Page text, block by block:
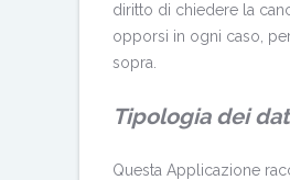
diritto di chiedere la
opporsi in ogni caso,
sopra.
Tipologia dei
Questa Applicazione